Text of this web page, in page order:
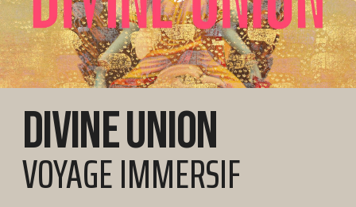
Divine Union
VOYAGE IMMERSIF